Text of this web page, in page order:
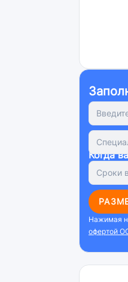
Когда
Нажимая
офертой